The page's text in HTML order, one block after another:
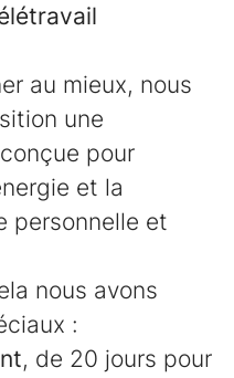
au mieux, nous
une
pour
et la
personnelle et
nous avons
:
, de 20 jours pour